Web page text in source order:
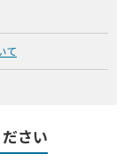
て
さい